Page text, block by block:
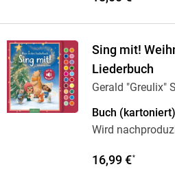
Sing mit!
Liederbuch
Gerald "Greulix"
Buch (kartoniert)
Wird
16,99 €*